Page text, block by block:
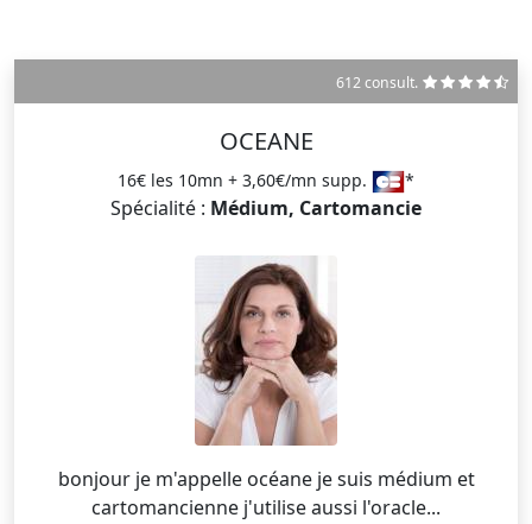
612 consult.
OCEANE
16€ les 10mn + 3,60€/mn supp. *
Spécialité : Médium, Cartomancie
bonjour je m'appelle océane je suis médium et
cartomancienne j'utilise aussi l'oracle...